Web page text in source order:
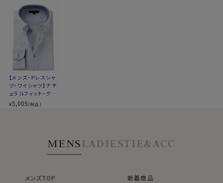
にくいバランス型素材です。
▼とにかくお手入れのしやすさを重視したい方
ポリエステル100％のクールマックス®オールシーズン・
ファブリック
シワになりにくい高い形態安定性と温調の高機能が特長
です。
ポリエステル100％・クールマックスはこちら→
●ドゥエボットーニ
イタリア語でドゥエは「２つ」・ボットーニは「ボタン」とい
スタイル ナチュラルフィット
生産国
中国
▼スポット商品につき再入荷はございませんのでご了承
ください
▼ナチュラルフィットフィットとは？
後ろ身頃にダーツを入れて、ウエスト部分をやや絞ったス
タイルです。
適度に絞ったウエストラインは細すぎず、それでいてダボ
※43cm（LL）・45cm（3L）・47cm(4L)サイズにおいて
は絞りを若干ゆるくしております。 細さを気にせず一般的
【メンズ・ドレスシャ
ツ・ワイシャツ】ナチ
ュラルフィット・クー
ルマックス・ドライ・
形態安定・ドゥエボ
¥5,005(税込)
MENSLADIESTIE&ACC
メンズTOP
新着商品